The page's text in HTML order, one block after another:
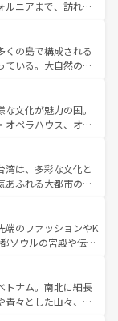
物価も高いが、旅行
。 なお、新
照してほしい。
ルニアまで、訪れる
グ、エンターテイ
だ。一方、アメリカ
ャニオンやイエロー
が融合した独特の
で異なる魅力を楽
を感じることができ
い。
くの島で構成される
ている。大自然の神
地といえばオアフ
島やカウアイ島が
海をはじめ、豊かな
てくれるハワイの
イアンミュージッ
がハワイの魅力を彩
文化が魅力の国。
オペラハウス、オー
ル（エアーズロッ
アンズの熱帯雨林な
ェやワイン、オージ
サーフィンやダイ
好きにはたまらな
分に味わいつくそ
湾は、多彩な文化と
あふれる大都市の台
など、都市の喧騒
る人に新しい発見と
い台湾の食文化も魅
エティ豊かな料理
コンテンツ一覧を参
端のファッションやK
ソウルの宮殿や伝統
美を楽しむことが
のストリートフード
る。夜には、韓国な
トナム。南北に細長
青々とした山々、世